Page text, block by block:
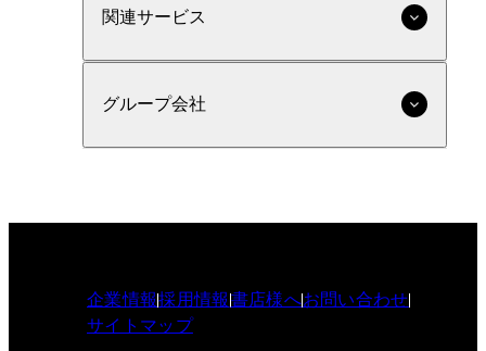
関連サービス
グループ会社
企業情報採用情報書店様へお問い合わせ
サイトマップ